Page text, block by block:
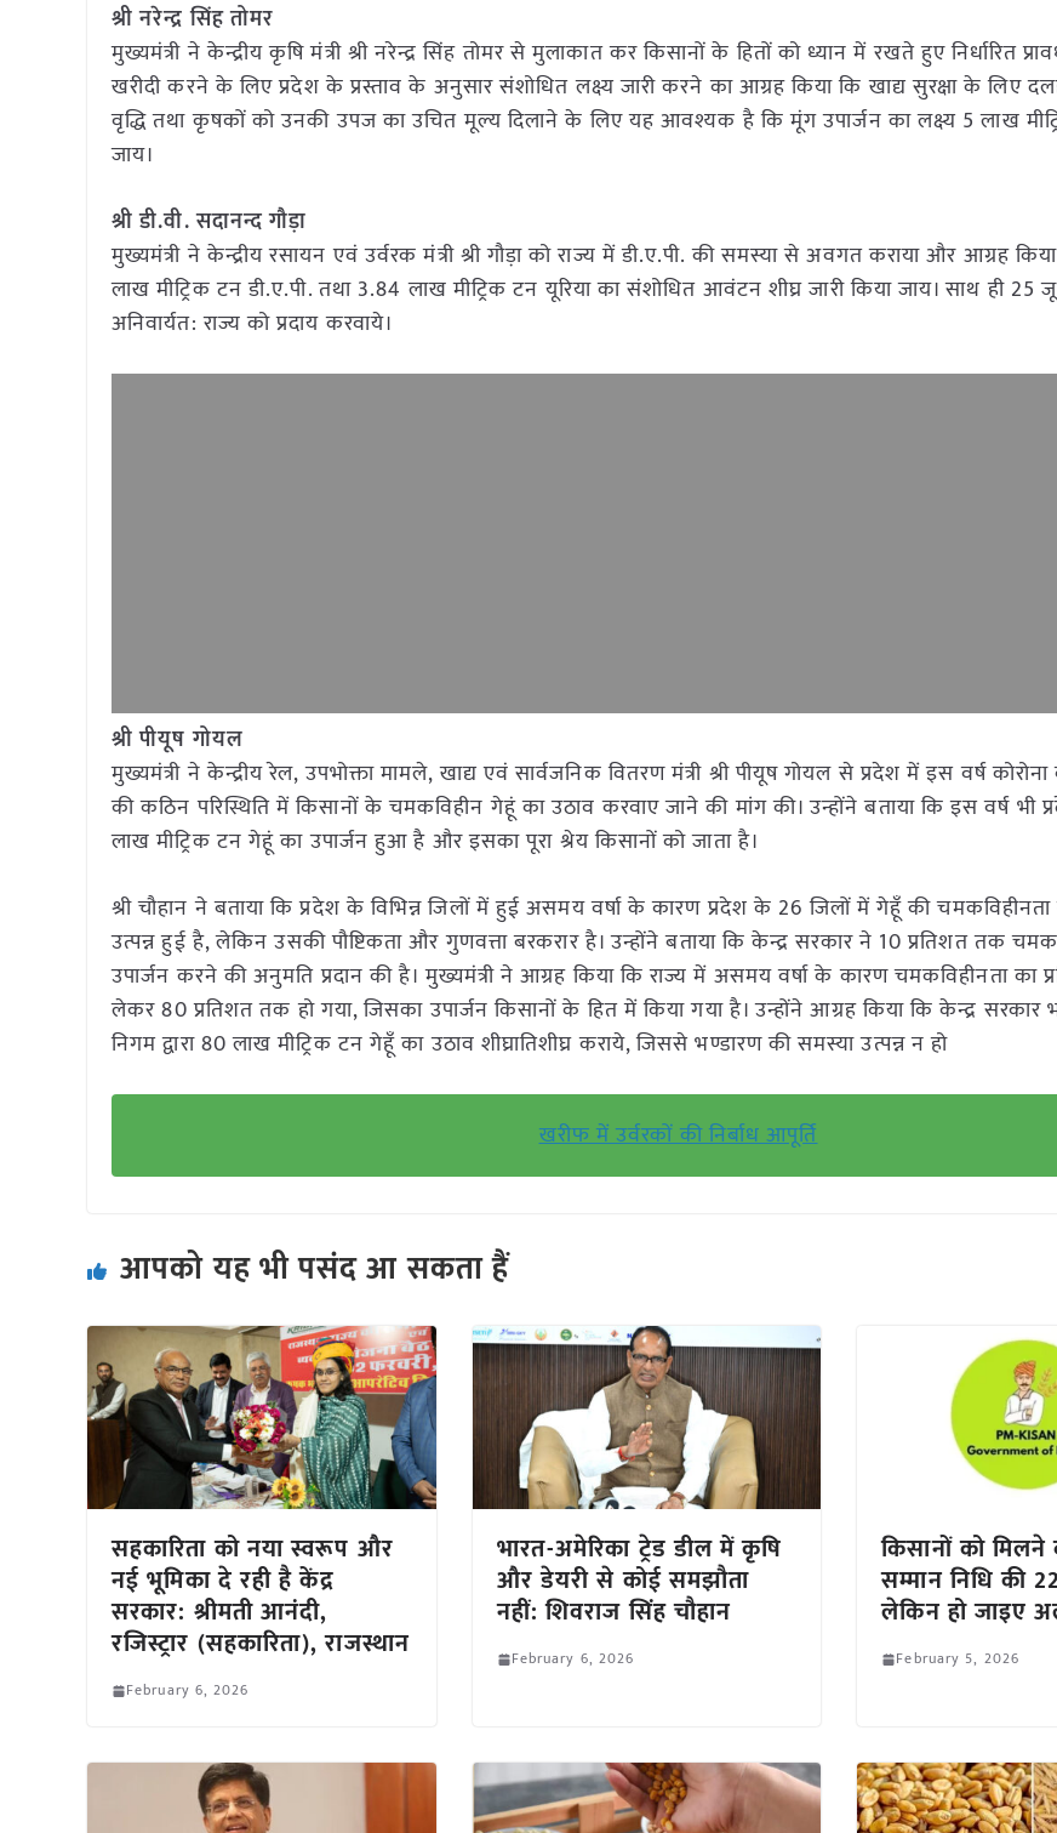
श्री नरेन्द्र सिंह तोमर
मुख्यमंत्री ने केन्द्रीय कृषि मंत्री श्री नरेन्द्र सिंह तोमर से मुलाकात कर किसानों के हितों को ध्यान में रखते हुए निर्धारित
खरीदी करने के लिए प्रदेश के प्रस्ताव के अनुसार संशोधित लक्ष्य जारी करने का आग्रह किया कि खाद्य सुरक्षा के लिए
वृद्धि तथा कृषकों को उनकी उपज का उचित मूल्य दिलाने के लिए यह आवश्यक है कि मूंग उपार्जन का लक्ष्य 5 लाख
जाय।
श्री डी.वी. सदानन्द गौड़ा
मुख्यमंत्री ने केन्द्रीय रसायन एवं उर्वरक मंत्री श्री गौड़ा को राज्य में डी.ए.पी. की समस्या से अवगत कराया और आग्रह
लाख मीट्रिक टन डी.ए.पी. तथा 3.84 लाख मीट्रिक टन यूरिया का संशोधित आवंटन शीघ्र जारी किया जाय। साथ ही 25
अनिवार्यत: राज्य को प्रदाय करवाये।
श्री पीयूष गोयल
मुख्यमंत्री ने केन्द्रीय रेल, उपभोक्ता मामले, खाद्य एवं सार्वजनिक वितरण मंत्री श्री पीयूष गोयल से प्रदेश में इस वर्ष
की कठिन परिस्थिति में किसानों के चमकविहीन गेहूं का उठाव करवाए जाने की मांग की। उन्होंने बताया कि इस वर्ष भी
लाख मीट्रिक टन गेहूं का उपार्जन हुआ है और इसका पूरा श्रेय किसानों को जाता है।
श्री चौहान ने बताया कि प्रदेश के विभिन्न जिलों में हुई असमय वर्षा के कारण प्रदेश के 26 जिलों में गेहूँ की चमकविहीनता
उत्पन्न हुई है, लेकिन उसकी पौष्टिकता और गुणवत्ता बरकरार है। उन्होंने बताया कि केन्द्र सरकार ने 10 प्रतिशत तक
उपार्जन करने की अनुमति प्रदान की है। मुख्यमंत्री ने आग्रह किया कि राज्य में असमय वर्षा के कारण चमकविहीनता का
लेकर 80 प्रतिशत तक हो गया, जिसका उपार्जन किसानों के हित में किया गया है। उन्होंने आग्रह किया कि केन्द्र सरकार
निगम द्वारा 80 लाख मीट्रिक टन गेहूँ का उठाव शीघ्रातिशीघ्र कराये, जिससे भण्डारण की समस्या उत्पन्न न हो
खरीफ में उर्वरकों की निर्बाध आपूर्ति
आपको यह भी पसंद आ सकता हैं
सहकारिता को नया स्वरूप और
नई भूमिका दे रही है केंद्र
सरकार: श्रीमती आनंदी,
रजिस्ट्रार (सहकारिता), राजस्थान
February 6, 2026
भारत-अमेरिका ट्रेड डील में कृषि
और डेयरी से कोई समझौता
नहीं: शिवराज सिंह चौहान
February 6, 2026
किसानों को मिलने
सम्मान निधि की
लेकिन हो जाइए
February 5, 2026